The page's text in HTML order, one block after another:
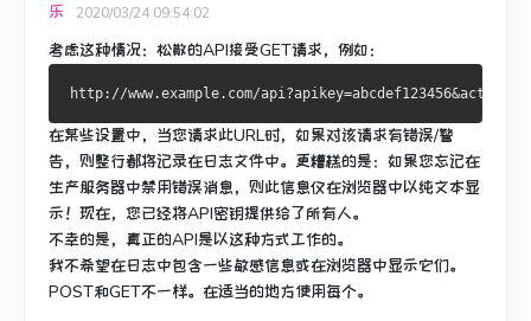
乐 2020/03/24 09:54:02
考虑这种情况：松散的API接受GET请求，例如：
在某些设置中，当您请求此URL时，如果对该请求有错误/警
告，则整行都将记录在日志文件中。 更糟糕的是：如果您忘记在
生产服务器中禁用错误​​消息，则此信息仅在浏览器中以纯文本显
示！ 现在，您已经将API密钥提供给了所有人。
不幸的是，真正的API是以这种方式工作的。
我不希望在日志中包含一些敏感信息或在浏览器中显示它们。
POST和GET不一样。 在适当的地方使用每个。